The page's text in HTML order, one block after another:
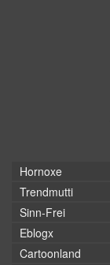
Hornoxe
Trendmutti
Sinn-Frei
Eblogx
Cartoonland